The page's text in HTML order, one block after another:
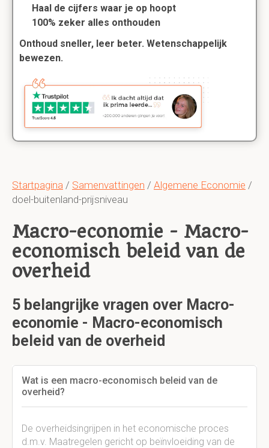
Startpagina / Samenvattingen / Algemene Economie /
doel-buitenland-prijsniveau
Macro-economie - Macro-
economisch beleid van de
overheid
5 belangrijke vragen over Macro-
economie - Macro-economisch
beleid van de overheid
Wat is een macro-economisch beleid van de
overheid?
De overheidsingrijpen in het economische proces
d.m.v. Maatregelen gericht op beïnvloeiding van de
Haal de cijfers waar je op hoopt
100% zeker alles onthouden
Onthoud sneller, leer beter. Wetenschappelijk
bewezen.